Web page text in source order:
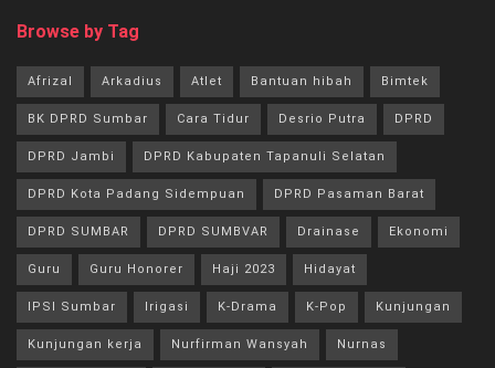
Browse by Tag
Afrizal Arkadius Atlet Bantuan hibah Bimtek
BK DPRD Sumbar Cara Tidur Desrio Putra DPRD
DPRD Jambi DPRD Kabupaten Tapanuli Selatan
DPRD Kota Padang Sidempuan DPRD Pasaman Barat
DPRD SUMBAR DPRD SUMBVAR Drainase Ekonomi
Guru Guru Honorer Haji 2023 Hidayat
IPSI Sumbar Irigasi K-Drama K-Pop Kunjungan
Kunjungan kerja Nurfirman Wansyah Nurnas